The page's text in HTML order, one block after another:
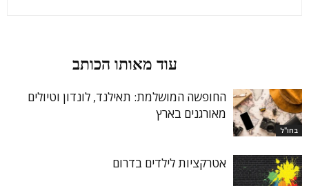
עוד מאותו הכותב
בחו"ל
החופשה המושלמת: תאילנד, לונדון וטיולים
מאורגנים בארץ
אטרקציות לילדים בדרום